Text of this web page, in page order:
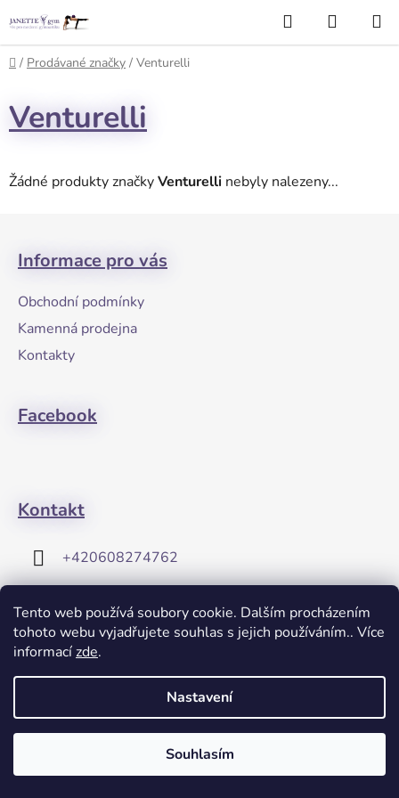
Tento web používá soubory cookie. Dalším procházením
tohoto webu vyjadřujete souhlas s jejich používáním.. Více
informacízde.
Nastavení
Souhlasím
na
obsah
Hledat
KOŠÍK
Domů
/ Prodávané značky / Venturelli
Venturelli
Žádné produkty značkyVenturelli nebyly nalezeny...
Informace pro vás
Obchodní podmínky
Kamenná prodejna
Kontakty
Facebook
Kontakt
+420608274762
Vytvořil Shoptet
Janette-Gym. Všechna práva vyhrazena.